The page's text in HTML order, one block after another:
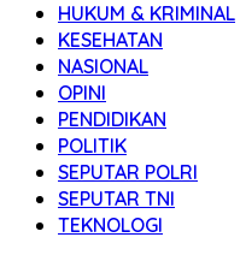
HUKUM & KRIMINAL
KESEHATAN
NASIONAL
OPINI
PENDIDIKAN
POLITIK
SEPUTAR POLRI
SEPUTAR TNI
TEKNOLOGI